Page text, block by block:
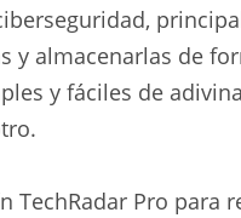
y almacenarlas de
y fáciles de
TechRadar Pro